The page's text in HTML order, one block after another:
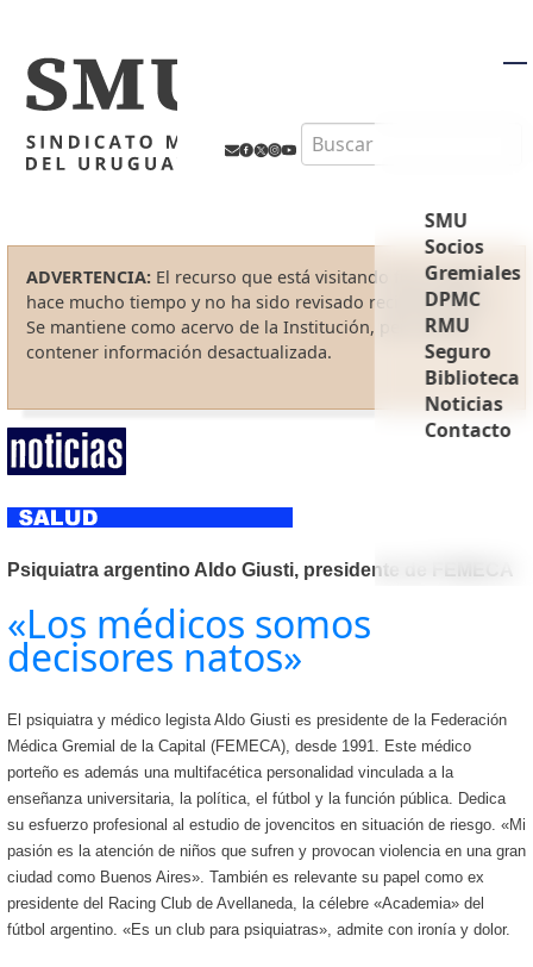
Search
SMU
Socios
Gremiales
DPMC
RMU
Seguro
Biblioteca
Noticias
Contacto
ADVERTENCIA: El recurso que está visitando fue creado
hace mucho tiempo y no ha sido revisado recientemente.
Se mantiene como acervo de la Institución, pero puede
contener información desactualizada.
Psiquiatra argentino Aldo Giusti, presidente de FEMECA
«Los médicos somos
decisores natos»
El psiquiatra y médico legista Aldo Giusti es presidente de la Federación
Médica Gremial de la Capital (FEMECA), desde 1991. Este médico
porteño es además una multifacética personalidad vinculada a la
enseñanza universitaria, la política, el fútbol y la función pública. Dedica
su esfuerzo profesional al estudio de jovencitos en situación de riesgo. «Mi
pasión es la atención de niños que sufren y provocan violencia en una gran
ciudad como Buenos Aires». También es relevante su papel como ex
presidente del Racing Club de Avellaneda, la célebre «Academia» del
fútbol argentino. «Es un club para psiquiatras», admite con ironía y dolor.